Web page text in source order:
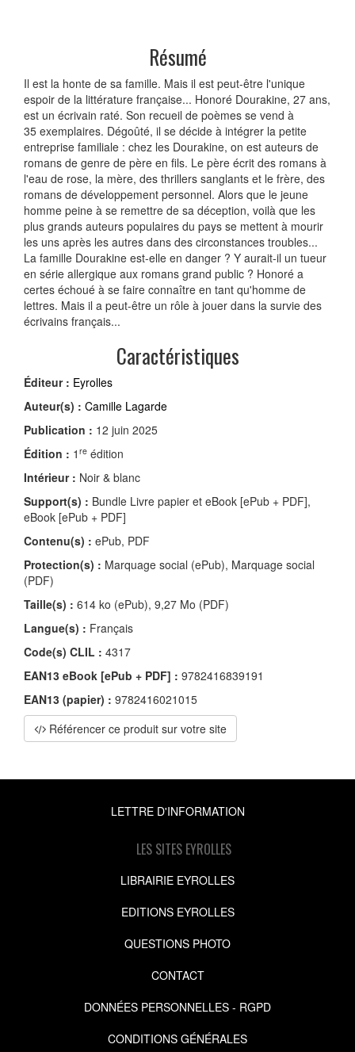
Résumé
Il est la honte de sa famille. Mais il est peut-être l'unique
espoir de la littérature française... Honoré Dourakine, 27 ans,
est un écrivain raté. Son recueil de poèmes se vend à
35 exemplaires. Dégoûté, il se décide à intégrer la petite
entreprise familiale : chez les Dourakine, on est auteurs de
romans de genre de père en fils. Le père écrit des romans à
l'eau de rose, la mère, des thrillers sanglants et le frère, des
romans de développement personnel. Alors que le jeune
homme peine à se remettre de sa déception, voilà que les
plus grands auteurs populaires du pays se mettent à mourir
les uns après les autres dans des circonstances troubles...
La famille Dourakine est-elle en danger ? Y aurait-il un tueur
en série allergique aux romans grand public ? Honoré a
certes échoué à se faire connaître en tant qu'homme de
lettres. Mais il a peut-être un rôle à jouer dans la survie des
écrivains français...
Caractéristiques
Éditeur : Eyrolles
Auteur(s) : Camille Lagarde
Publication : 12 juin 2025
Édition : 1 re édition
Intérieur : Noir & blanc
Support(s) : Bundle Livre papier et eBook [ePub + PDF],
eBook [ePub + PDF]
Contenu(s) : ePub, PDF
Protection(s) : Marquage social (ePub), Marquage social
(PDF)
Taille(s) : 614 ko (ePub), 9,27 Mo (PDF)
Langue(s) : Français
Code(s) CLIL : 4317
EAN13 eBook [ePub + PDF] : 9782416839191
EAN13 (papier) : 9782416021015
Référencer ce produit sur votre site
LETTRE D'INFORMATION
LES SITES EYROLLES
LIBRAIRIE EYROLLES
EDITIONS EYROLLES
QUESTIONS PHOTO
CONTACT
DONNÉES PERSONNELLES - RGPD
CONDITIONS GÉNÉRALES